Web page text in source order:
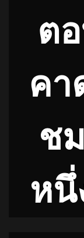
ต
คา
ช
หนึ่